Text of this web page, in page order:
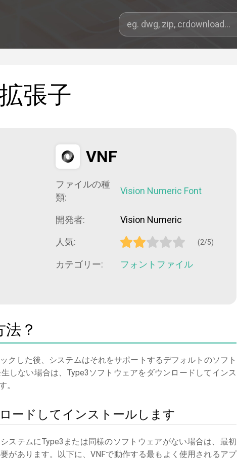
張子
VNF
ファイルの種
類:
Vision Numeric Font
開発者: Vision Numeric
人気: (2/5)
カテゴリー: フォントファイル
？
クした後、システムはそれをサポートするデフォルトのソフト
しない場合は、Type3ソフトウェアをダウンロードしてインス
。
ードしてインストールします
システムにType3または同様のソフトウェアがない場合は、最初
があります。以下に、VNFで動作する最もよく使用されるアプ